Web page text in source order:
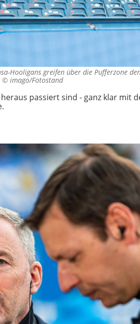
Hooligans greifen über die Pufferzone
© imago/Fotostand
passiert sind - ganz klar mit